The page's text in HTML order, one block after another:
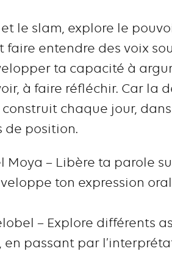
le slam, explore le
faire entendre des voix
ta capacité à
à faire réfléchir. Car la
chaque jour,
de position.
Moya – Libère ta parole
ton expression
– Explore différents
en passant par